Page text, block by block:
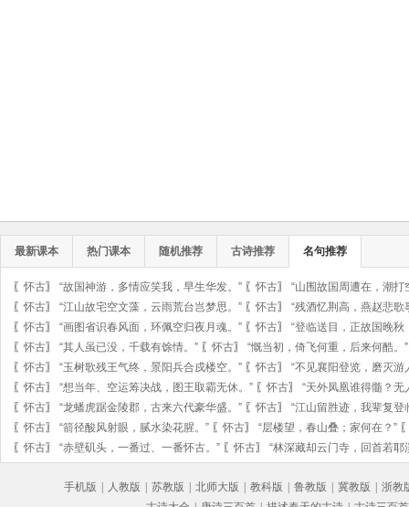
最新课本 热门课本 随机推荐 古诗推荐 名句推荐
〖怀古〗 “故国神游，多情应笑我，早生华发。” 〖怀古〗 “山围故国周遭在，潮打
〖怀古〗 “江山故宅空文藻，云雨荒台岂梦思。” 〖怀古〗 “残酒忆荆高，燕赵悲歌
〖怀古〗 “画图省识春风面，环佩空归夜月魂。” 〖怀古〗 “登临送目，正故国晚秋
〖怀古〗 “其人虽已没，千载有馀情。” 〖怀古〗 “慨当初，倚飞何重，后来何酷。”
〖怀古〗 “玉树歌残王气终，景阳兵合戍楼空。” 〖怀古〗 “不见襄阳登览，磨灭游
〖怀古〗 “想当年、空运筹决战，图王取霸无休。” 〖怀古〗 “天外凤凰谁得髓？无
〖怀古〗 “龙蟠虎踞金陵郡，古来六代豪华盛。” 〖怀古〗 “江山留胜迹，我辈复登
〖怀古〗 “箭径酸风射眼，腻水染花腥。” 〖怀古〗 “层楼望，春山叠；家何在？”
〖怀古〗 “赤壁矶头，一番过、一番怀古。” 〖怀古〗 “林深藏却云门寺，回首若耶
手机版 人教版 苏教版 北师大版 教科版 鲁教版 冀教版
浙教